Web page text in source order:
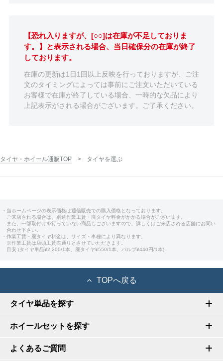
【恐れ入りますが、[○○]は在庫が不足しておりま
す。】と表示される場合、当日確保分の在庫が終了
しております。
在庫の更新は1日1回以上反映を行っておりますが、ご注
文のタイミングによっては事前にご注文いただいている
お客様で在庫が終了している場合、一時的な欠品により
上記表示がされる場合がございます。ご了承ください。
タイヤ・ホイール通販TOP タイヤを選ぶ
・当ホームページの表示価格は通信販売での購入価格となっております。
ご来店される場合は、別途作業工賃・廃タイヤ料金がかかる場合がございます。
また、一部取付けを行っていない商品もございますので、詳しくはご来店される店舗にお問い
合わせ下さい。
・作業工賃・廃タイヤ料金は、サイズ・車種により異なります。
※作業工賃は店頭工賃表通りとさせていただきます。
目安:(タイヤ単品¥2,200/1本、廃タイヤ¥550/1本、バルブ¥440円/1本)
TOPへ戻る
タイヤ単品を探す
ホイールセットを探す
よくあるご質問